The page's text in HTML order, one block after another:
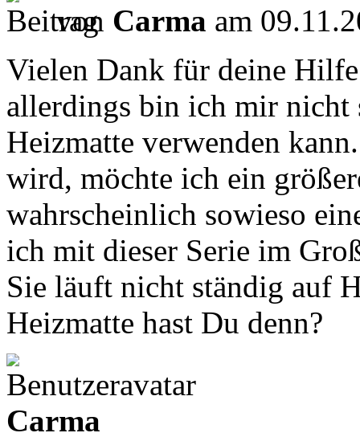
von Carma am
Vielen Dank für deine
allerdings bin ich mir nicht
Heizmatte verwenden
wird, möchte ich ein
wahrscheinlich sowieso
ich mit dieser Serie im
Sie läuft nicht ständig auf
Heizmatte hast Du denn?
Carma